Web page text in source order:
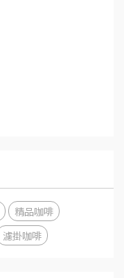
精品咖啡
濾掛咖啡